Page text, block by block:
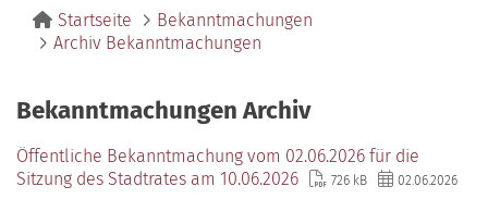
Startseite
Bekanntmachungen
Archiv Bekanntmachungen
Bekanntmachungen Archiv
Öffentliche Bekanntmachung vom 02.06.2026 für die
Sitzung des Stadtrates am 10.06.2026
726 kB 02.06.2026